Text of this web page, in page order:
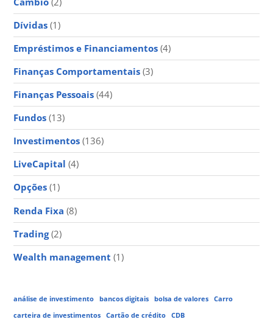
Dívidas (1)
Empréstimos e Financiamentos (4)
Finanças Comportamentais (3)
Finanças Pessoais (44)
Fundos (13)
Investimentos (136)
LiveCapital (4)
Opções (1)
Renda Fixa (8)
Trading(2)
Wealth management (1)
análise de investimento bancos digitais bolsa de valores
Carro
carteira de investimentos
Cartão de crédito
CDB